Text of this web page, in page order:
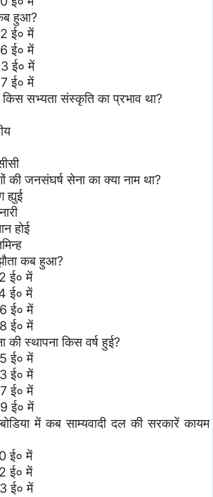
हुआ?
ई० में
ई० में
ई० में
ई० में
सभ्यता संस्कृति का प्रभाव था?
की जनसंघर्ष सेना का क्या नाम था?
ह्युई
होई
कब हुआ?
ई० में
ई० में
ई० में
ई० में
की स्थापना किस वर्ष हुई?
ई० में
ई० में
ई० में
ई० में
में कब साम्यवादी दल की सरकारें कायम
ई० में
ई० में
ई० में